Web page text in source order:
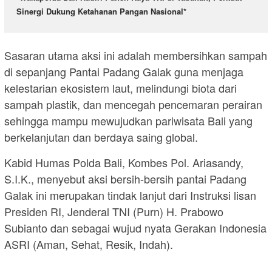
Sinergi Dukung Ketahanan Pangan Nasional*
Sasaran utama aksi ini adalah membersihkan sampah
di sepanjang Pantai Padang Galak guna menjaga
kelestarian ekosistem laut, melindungi biota dari
sampah plastik, dan mencegah pencemaran perairan
sehingga mampu mewujudkan pariwisata Bali yang
berkelanjutan dan berdaya saing global.
Kabid Humas Polda Bali, Kombes Pol. Ariasandy,
S.I.K., menyebut aksi bersih-bersih pantai Padang
Galak ini merupakan tindak lanjut dari Instruksi lisan
Presiden RI, Jenderal TNI (Purn) H. Prabowo
Subianto dan sebagai wujud nyata Gerakan Indonesia
ASRI (Aman, Sehat, Resik, Indah).